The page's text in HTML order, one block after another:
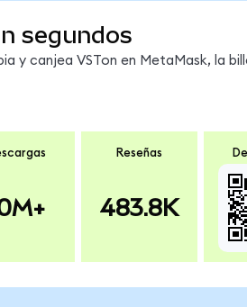
segundos
y canjea VSTon en MetaMask, la
Reseñas
483.8K